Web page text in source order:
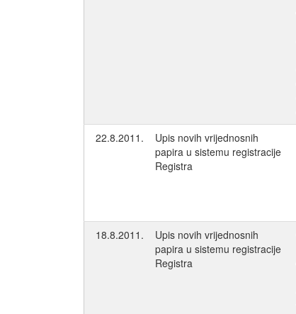
22.8.2011.
Upis novih vrijednosnih
papira u sistemu registracije
Registra
18.8.2011.
Upis novih vrijednosnih
papira u sistemu registracije
Registra